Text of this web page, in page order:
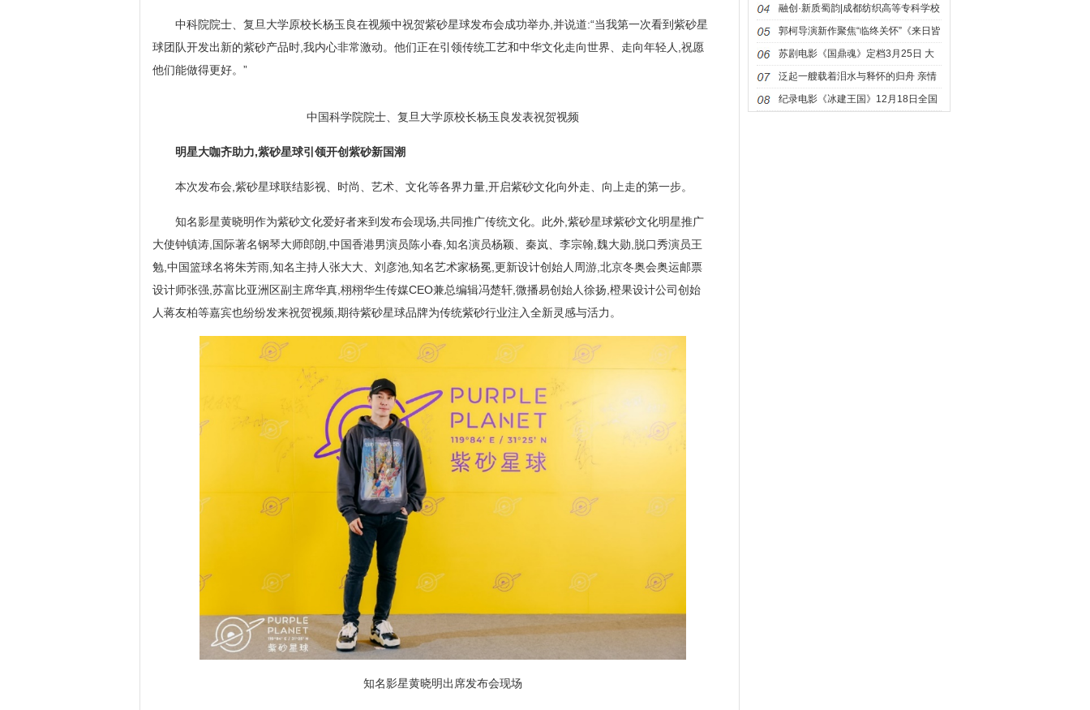
中科院院士、复旦大学原校长杨玉良在视频中祝贺紫砂星球发布会成功举办,并说道:“当我第一次看到紫砂星
球团队开发出新的紫砂产品时,我内心非常激动。他们正在引领传统工艺和中华文化走向世界、走向年轻人,祝愿
他们能做得更好。”
中国科学院院士、复旦大学原校长杨玉良发表祝贺视频
明星大咖齐助力,紫砂星球引领开创紫砂新国潮
本次发布会,紫砂星球联结影视、时尚、艺术、文化等各界力量,开启紫砂文化向外走、向上走的第一步。
知名影星黄晓明作为紫砂文化爱好者来到发布会现场,共同推广传统文化。此外,紫砂星球紫砂文化明星推广
大使钟镇涛,国际著名钢琴大师郎朗,中国香港男演员陈小春,知名演员杨颖、秦岚、李宗翰,魏大勋,脱口秀演员王
勉,中国篮球名将朱芳雨,知名主持人张大大、刘彦池,知名艺术家杨冕,更新设计创始人周游,北京冬奥会奥运邮票
设计师张强,苏富比亚洲区副主席华真,栩栩华生传媒CEO兼总编辑冯楚轩,微播易创始人徐扬,橙果设计公司创始
人蒋友柏等嘉宾也纷纷发来祝贺视频,期待紫砂星球品牌为传统紫砂行业注入全新灵感与活力。
知名影星黄晓明出席发布会现场
播
影院，情归西藏
融创·新质蜀韵|成都纺织高等专科学校
服装学院优秀设计作品惊艳成都时装
周
郭柯导演新作聚焦“临终关怀”《来日皆
方长》6月15日上映
苏剧电影《国鼎魂》定档3月25日 大
银幕重现守护国宝传奇故事
泛起一艘载着泪水与释怀的归舟 亲情
电影《乘船而去》定档4月12日
纪录电影《冰建王国》12月18日全国